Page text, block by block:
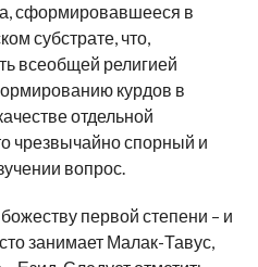
сформировавшееся в
субстрате, что,
всеобщей религией
курдов в
отдельной
чрезвычайно спорный и
вопрос.
первой степени – и
занимает Малак-Тавус,